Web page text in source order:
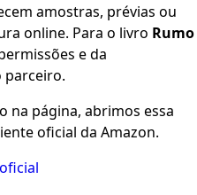
amostras, prévias ou
online. Para o livro Rumo
e da
parceiro.
na página, abrimos essa
oficial da Amazon.